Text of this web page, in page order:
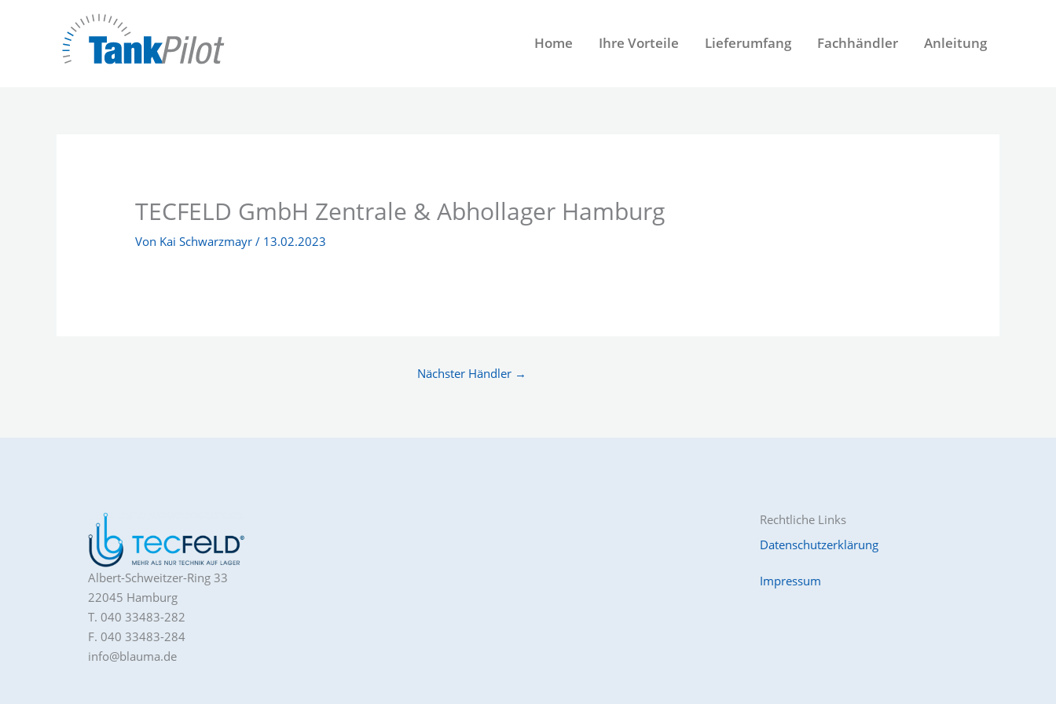
Home Ihre Vorteile Lieferumfang Fachhändler Anleitung
TECFELD GmbH Zentrale & Abhollager Hamburg
Von Kai Schwarzmayr/ 13.02.2023
Nächster Händler →
Albert-Schweitzer-Ring 33
22045 Hamburg
T. 040 33483-282
F. 040 33483-284
info@blauma.de
Rechtliche Links
Datenschutzerklärung
Impressum